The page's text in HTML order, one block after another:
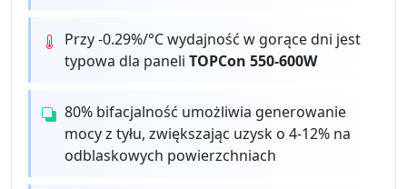
Przy -0.29%/°C wydajność w gorące dni jest
typowa dla paneliTOPCon 550-600W
80% bifacjalność umożliwia generowanie
mocy z tyłu, zwiększając uzysk o 4-12% na
odblaskowych powierzchniach